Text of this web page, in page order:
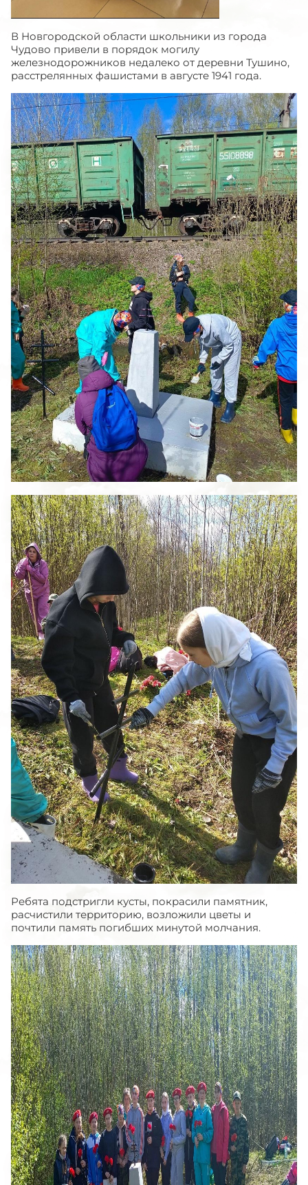
В Новгородской области школьники из города
Чудово привели в порядок могилу
железнодорожников недалеко от деревни Тушино,
расстрелянных фашистами в августе 1941 года.
Ребята подстригли кусты, покрасили памятник,
расчистили территорию, возложили цветы и
почтили память погибших минутой молчания.